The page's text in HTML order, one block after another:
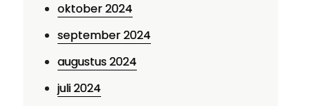
oktober 2024
september 2024
augustus 2024
juli 2024